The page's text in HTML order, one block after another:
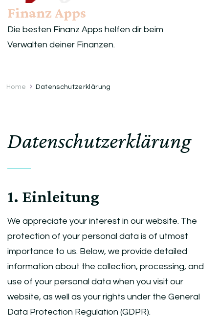
Finanz Apps
Die besten Finanz Apps helfen dir beim
Verwalten deiner Finanzen.
Home Datenschutzerklärung
Datenschutzerklärung
1. Einleitung
We appreciate your interest in our website. The
protection of your personal data is of utmost
importance to us. Below, we provide detailed
information about the collection, processing, and
use of your personal data when you visit our
website, as well as your rights under the General
Data Protection Regulation (GDPR).